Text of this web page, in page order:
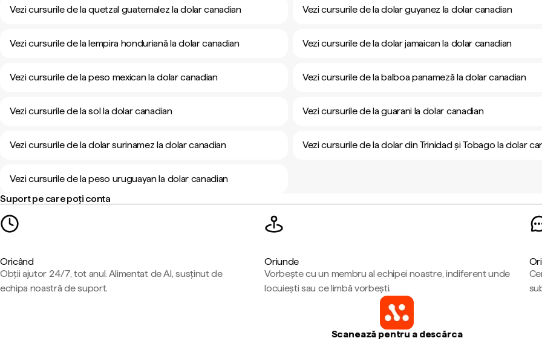
Vezi cursurile de la quetzal guatemalez la dolar canadian Vezi cursurile de la dolar guyanez la dolar canadian
Vezi cursurile de la lempira honduriană la dolar canadian Vezi cursurile de la dolar jamaican la dolar canadian
Vezi cursurile de la peso mexican la dolar canadian Vezi cursurile de la balboa panameză la dolar canadian
Vezi cursurile de la sol la dolar canadian Vezi cursurile de la guarani la dolar canadian
Vezi cursurile de la dolar surinamez la dolar canadian Vezi cursurile de la dolar din Trinidad și Tobago la dolar
Vezi cursurile de la peso uruguayan la dolar canadian
Suport pe care poți conta
Oricând
Obții ajutor 24/7, tot anul. Alimentat de AI, susținut de
echipa noastră de suport.
Oriunde
Vorbește cu un membru al echipei noastre, indiferent unde
locuiești sau ce limbă vorbești.
Scanează pentru a descărca